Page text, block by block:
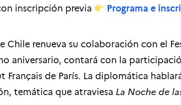
inscripción previa
Programa e
Chile renueva su colaboración con el
aniversario, contará con la
de París. La diplomática
temática que atraviesa La Noche de